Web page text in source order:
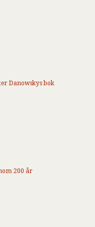
Danowskys bok
200 år